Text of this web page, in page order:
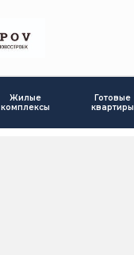
Жилые
комплексы
Готовые
квартиры